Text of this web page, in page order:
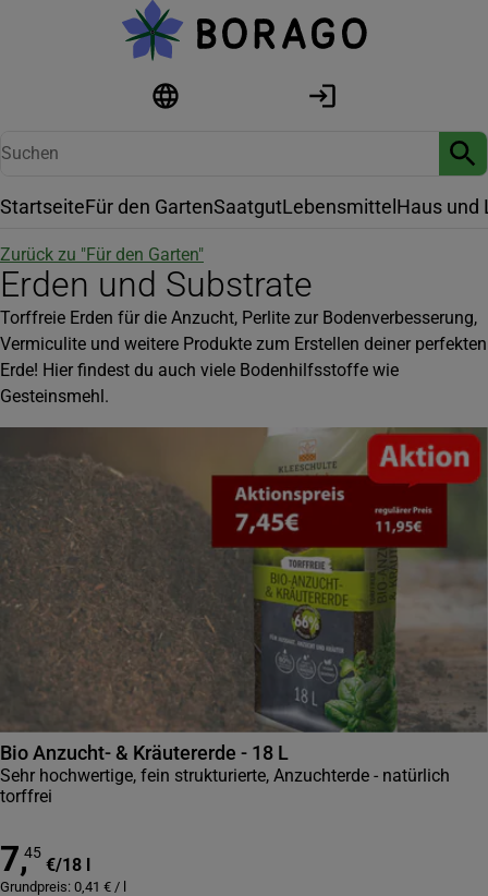
StartseiteFür den GartenSaatgutLebensmittel Haus und
Zurück zu "Für den Garten"
Erden und Substrate
Torffreie Erden für die Anzucht, Perlite zur Bodenverbesserung,
Vermiculite und weitere Produkte zum Erstellen deiner perfekten
Erde! Hier findest du auch viele Bodenhilfsstoffe wie
Gesteinsmehl.
Bio Anzucht- & Kräutererde - 18 L
Sehr hochwertige, fein strukturierte, Anzuchterde - natürlich
torffrei
7,45
€/18 l
Grundpreis: 0,41 € /